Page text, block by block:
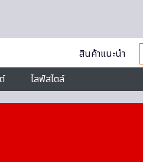
สินค้าแนะนำ
ไลฟ์สไตล์